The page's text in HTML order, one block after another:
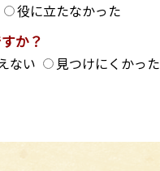
役に立たなかった
か？
ない 見つけにくかった